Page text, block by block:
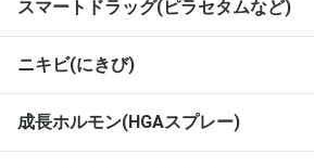
スマートドラッグ(ピラセタムなど)
ニキビ(にきび)
成長ホルモン(HGAスプレー)